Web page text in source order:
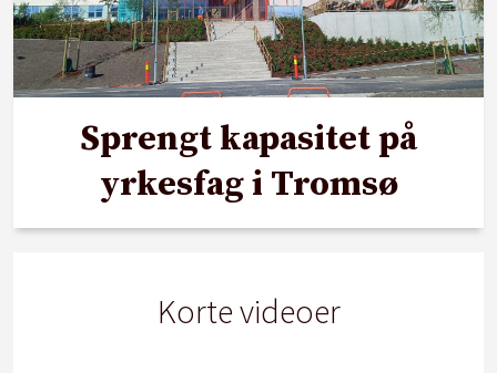
Sprengt kapasitet på
yrkesfag i Tromsø
Korte videoer